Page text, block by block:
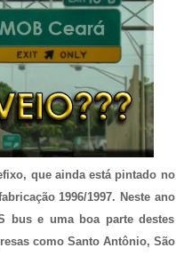
que ainda está pintado no
1996/1997. Neste ano
bus e uma boa parte destes
como Santo Antônio, São